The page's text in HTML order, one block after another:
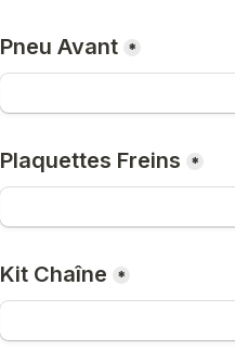
Pneu Avant *
Plaquettes Freins *
Kit Chaîne *